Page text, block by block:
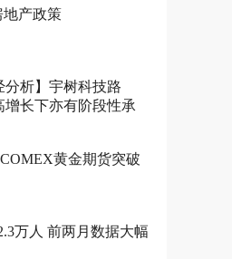
地产政策
分析】宇树科技路
增长下亦有阶段性承
黄金期货突破
万人 前两月数据大幅